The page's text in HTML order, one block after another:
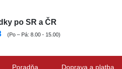
po SR a ČR
(Po – Pá: 8.00 - 15.00)
Poradňa Doprava a platba